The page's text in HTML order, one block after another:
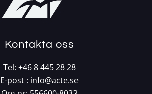
Kontakta oss
Tel: +46 8 445 28 28
E-post : info@acte.se